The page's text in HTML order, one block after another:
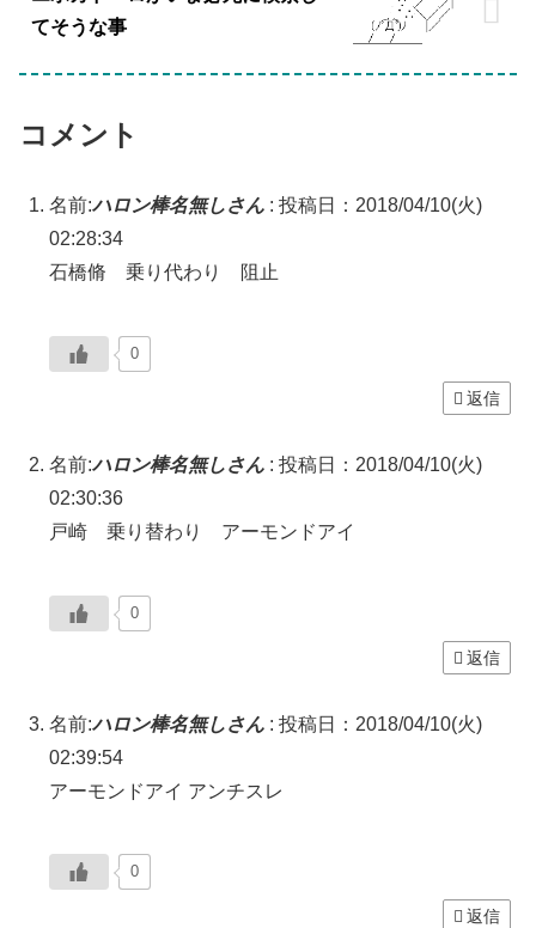
てそうな事
コメント
名前:ハロン棒名無しさん : 投稿日：2018/04/10(火)
02:28:34
石橋脩 乗り代わり 阻止
0
返信
名前:ハロン棒名無しさん : 投稿日：2018/04/10(火)
02:30:36
戸崎 乗り替わり アーモンドアイ
0
返信
名前:ハロン棒名無しさん : 投稿日：2018/04/10(火)
02:39:54
アーモンドアイ アンチスレ
0
返信